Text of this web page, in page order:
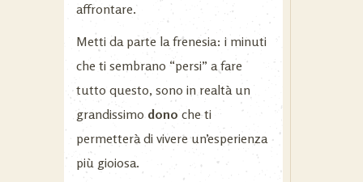
affrontare.
Metti da parte la frenesia: i minuti
che ti sembrano “persi” a fare
tutto questo, sono in realtà un
grandissimo dono che ti
permetterà di vivere un’esperienza
più gioiosa.